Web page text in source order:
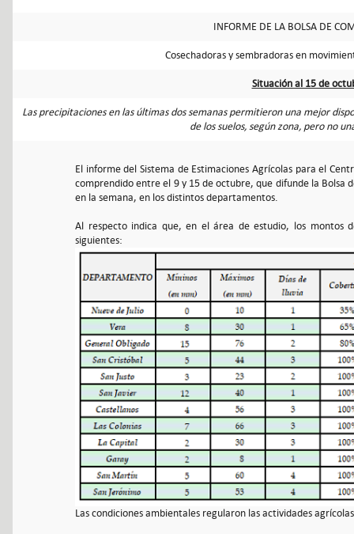
INFORME DE LA BOLSA DE
Cosechadoras y sembradoras en
Situación al 15 de
Las precipitaciones en las últimas dos semanas permitieron una mejor
de los suelos, según zona, pero no
El informe del Sistema de Estimaciones Agrícolas para el
comprendido entre el 9 y 15 de octubre, que difunde la Bolsa
en la semana, en los distintos departamentos.
Al respecto indica que, en el área de estudio, los montos
siguientes:
Las condiciones ambientales regularon las actividades